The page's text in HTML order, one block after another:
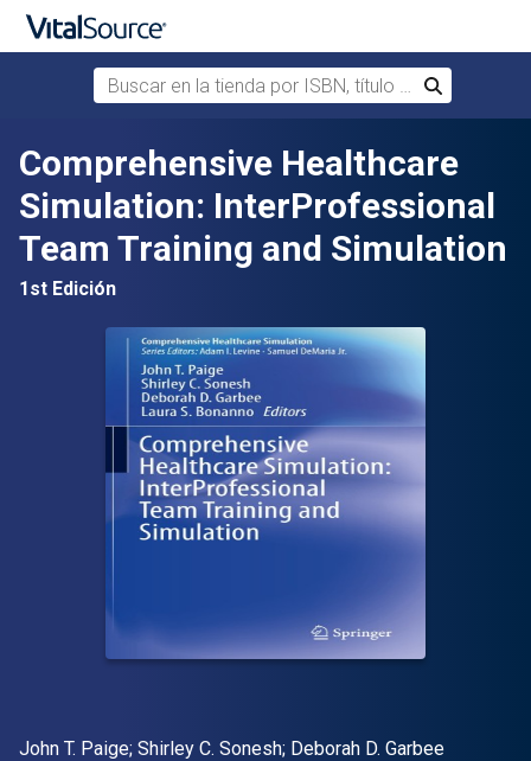
Saltar al contenido principal
Buscar en la tienda por ISBN, título o autor
Buscar
Comprehensive Healthcare
Simulation: InterProfessional
Team Training and Simulation
1st Edición
Autor(es)
John T. Paige; Shirley C. Sonesh; Deborah D. Garbee